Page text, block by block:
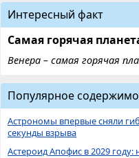
Интересный факт
Самая горячая
Венера – самая горячая
Популярное
Астрономы впервые сняли
секунды взрыва
Астероид Апофис в 2029